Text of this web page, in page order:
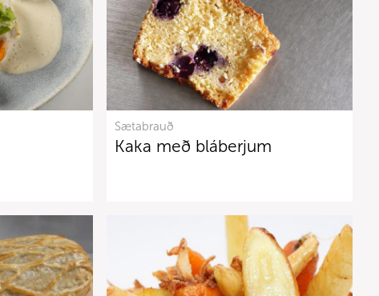
Sætabrauð
Kaka með bláberjum